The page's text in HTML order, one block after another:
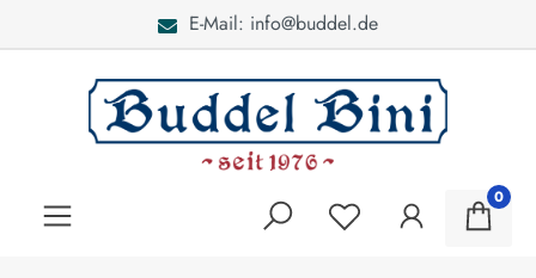
E-Mail: info@buddel.de
0